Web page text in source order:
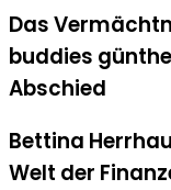
Das
buddies
Abschied
Bettina
Welt der